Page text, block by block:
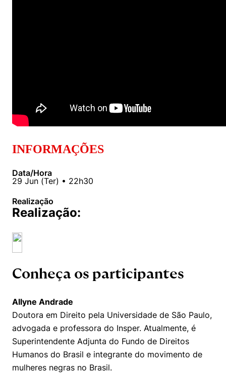
INFORMAÇÕES
Data/Hora
29 Jun (Ter) • 22h30
Realização
Realização:
Conheça os participantes
Allyne Andrade
Doutora em Direito pela Universidade de São Paulo,
advogada e professora do Insper. Atualmente, é
Superintendente Adjunta do Fundo de Direitos
Humanos do Brasil e integrante do movimento de
mulheres negras no Brasil.